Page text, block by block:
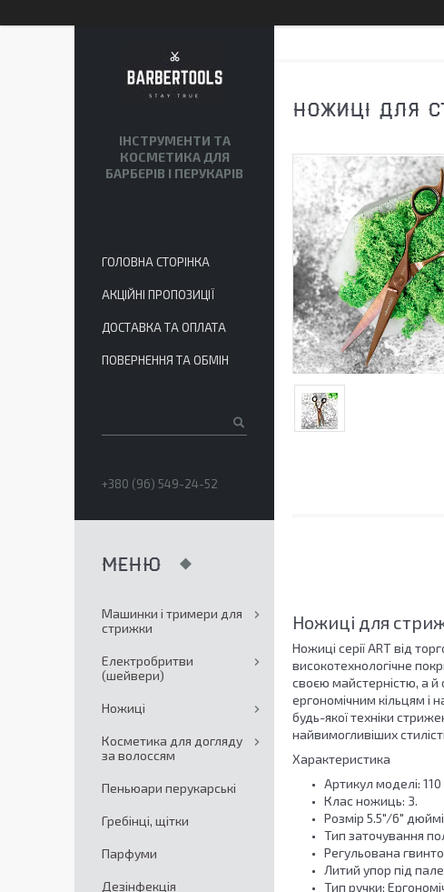
НОЖИЦІ ДЛЯ
Ножиці для
Ножиці серії ART від
високотехнологічне
своєю майстерністю, а й
ергономічним кільцям і
будь-якої техніки
найвимогливіших
Характеристика
Артикул моделі:
Клас ножиць: 3.
Розмір 5.5"/6"
Тип заточування
Регульована
Литий упор під
Тип ручки:
ІНСТРУМЕНТИ ТА
КОСМЕТИКА ДЛЯ
БАРБЕРІВ І ПЕРУКАРІВ
ГОЛОВНА СТОРІНКА
АКЦІЙНІ ПРОПОЗИЦІЇ
ДОСТАВКА ТА ОПЛАТА
ПОВЕРНЕННЯ ТА ОБМІН
+380 (96) 549-24-52
Машинки і тримери для
стрижки
Електробритви
(шейвери)
Ножиці
Косметика для догляду
за волоссям
Пеньюари перукарські
Гребінці, щітки
Парфуми
Дезінфекція